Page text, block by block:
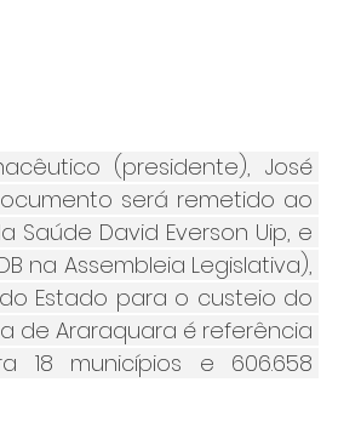
(presidente), José
será remetido ao
David Everson Uip, e
na Assembleia Legislativa),
Estado para o custeio do
de Araraquara é referência
18 municípios e 606.658